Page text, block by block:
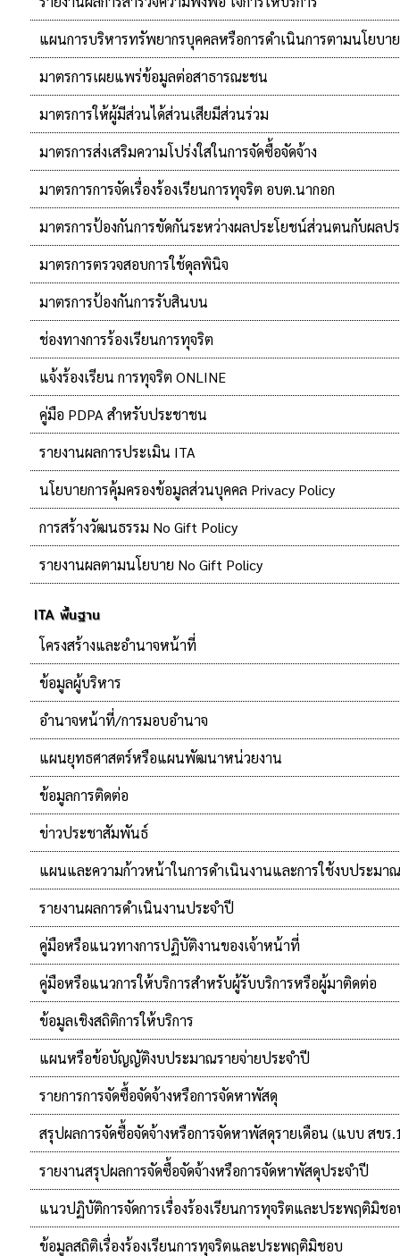
แผนการบริหารทรัพยากรบุคคลหรือการดำเนินการตามนโยบาย
มาตรการเผยแพร่ข้อมูลต่อสาธารณะชน
มาตรการให้ผู้มีส่วนได้ส่วนเสียมีส่วนร่วม
มาตรการส่งเสริมความโปร่งใสในการจัดซื้อจัดจ้าง
มาตรการการจัดเรื่องร้องเรียนการทุจริต อบต.นากอก
มาตรการป้องกันการขัดกันระหว่างผลประโยชน์ส่วนตนกับผลป
มาตรการตรวจสอบการใช้ดุลพินิจ
มาตรการป้องกันการรับสินบน
ช่องทางการร้องเรียนการทุจริต
แจ้งร้องเรียน การทุจริต ONLINE
คู่มือ PDPA สำหรับประชาชน
รายงานผลการประเมิน ITA
นโยบายการคุ้มครองข้อมูลส่วนบุคคล Privacy Policy
การสร้างวัฒนธรรม No Gift Policy
รายงานผลตามนโยบาย No Gift Policy
ITA พื้นฐาน
โครงสร้างและอำนาจหน้าที่
ข้อมูลผู้บริหาร
อำนาจหน้าที่/การมอบอำนาจ
แผนยุทธศาสตร์หรือแผนพัฒนาหน่วยงาน
ข้อมูลการติดต่อ
ข่าวประชาสัมพันธ์
แผนและความก้าวหน้าในการดำเนินงานและการใช้งบประมา
รายงานผลการดำเนินงานประจำปี
คู่มือหรือแนวทางการปฏิบัติงานของเจ้าหน้าที่
คู่มือหรือแนวการให้บริการสำหรับผู้รับบริการหรือผู้มาติดต่อ
ข้อมูลเชิงสถิติการให้บริการ
แผนหรือข้อบัญญัติงบประมาณรายจ่ายประจำปี
รายการการจัดซื้อจัดจ้างหรือการจัดหาพัสดุ
สรุปผลการจัดซื้อจัดจ้างหรือการจัดหาพัสดุรายเดือน (แบบ สขร
รายงานสรุปผลการจัดซื้อจัดจ้างหรือการจัดหาพัสดุประจำปี
แนวปฏิบัติการจัดการเรื่องร้องเรียนการทุจริตและประพฤติมิช
ข้อมูลสถิติเรื่องร้องเรียนการทุจริตและประพฤติมิชอบ